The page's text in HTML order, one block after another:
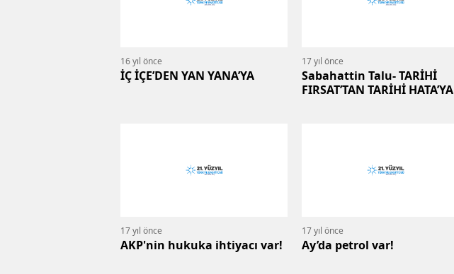
16 yıl önce
İÇ İÇE’DEN YAN YANA’YA
17 yıl önce
Sabahattin Talu- TARİHİ
FIRSAT’TAN TARİHİ HATA’YA
17 yıl önce
AKP'nin hukuka ihtiyacı var!
17 yıl önce
Ay’da petrol var!